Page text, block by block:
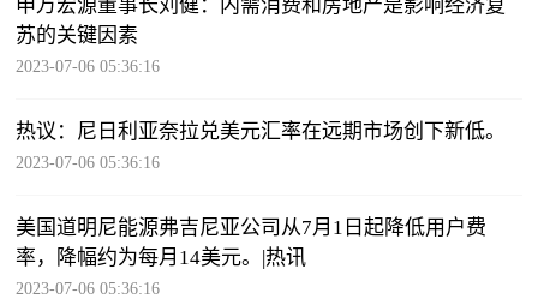
申万宏源董事长刘健：内需消费和房地产是影响经济复
苏的关键因素
2023-07-06 05:36:16
热议：尼日利亚奈拉兑美元汇率在远期市场创下新低。
2023-07-06 05:36:16
美国道明尼能源弗吉尼亚公司从7月1日起降低用户费
率，降幅约为每月14美元。|热讯
2023-07-06 05:36:16